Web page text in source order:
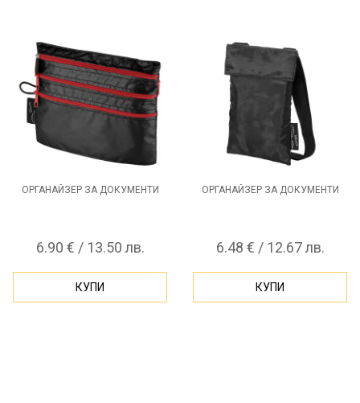
ОРГАНАЙЗЕР ЗА ДОКУМЕНТИ
6.90 € / 13.50 лв.
КУПИ
ОРГАНАЙЗЕР ЗА ДОКУМЕНТИ
6.48 € / 12.67 лв.
КУПИ